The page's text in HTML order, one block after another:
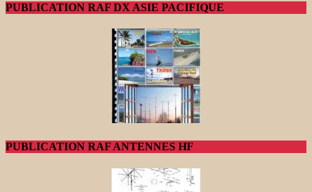
PUBLICATION RAF DX ASIE PACIFIQUE
PUBLICATION RAF ANTENNES HF